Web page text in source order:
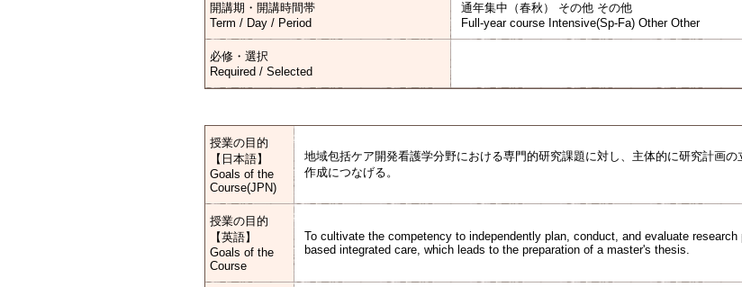
開講期・開講時間帯
Term / Day / Period
通年集中（春秋） その他 その他
Full-year course Intensive(Sp-Fa) Other Other
必修・選択
Required / Selected
授業の目的
【日本語】
Goals of the
Course(JPN)
地域包括ケア開発看護学分野における専門的研究課題に対し、主体的に研究計画
作成につなげる。
授業の目的
【英語】
Goals of the
Course
To cultivate the competency to independently plan, conduct, and evaluate
based integrated care, which leads to the preparation of a master's thesis.